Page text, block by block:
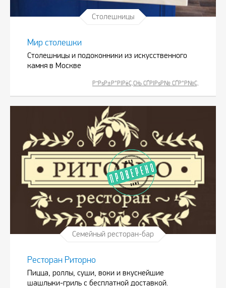
Столешницы
Мир столешки
Столешницы и подоконники из искусственного
камня в Москве
Р”РѕР±Р°РІРёС‚СЊ СЃРІРѕР№ СЃР°Р№С‚
Семейный ресторан-бар
Ресторан Риторно
Пицца, роллы, суши, воки и вкуснейшие
шашлыки-гриль с бесплатной доставкой.